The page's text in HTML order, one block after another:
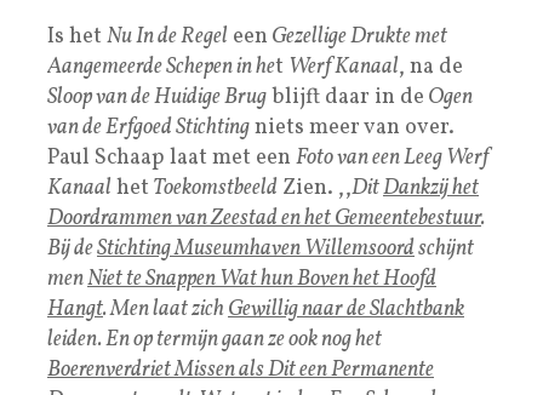
Is het Nu In de Regel een Gezellige Drukte met
Aangemeerde Schepen in het Werf Kanaal, na de
Sloop van de Huidige Brugblijft daar in de Ogen
van de Erfgoed Stichtingniets meer van over.
Paul Schaap laat met een Foto van een Leeg Werf
Kanaal het Toekomstbeeld Zien. ,,DitDankzij het
Doordrammen van Zeestad en het Gemeentebestuur.
Bij deStichting Museumhaven Willemsoordschijnt
menNiet te Snappen Wat hun Boven het Hoofd
Hangt. Men laat zichGewillig naar de Slachtbank
leiden. En op termijn gaan ze ook nog het
Boerenverdriet Missen als Dit een Permanente